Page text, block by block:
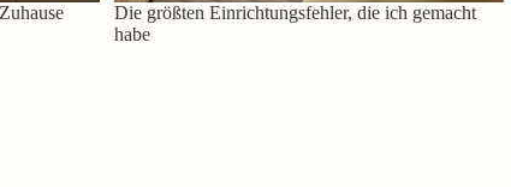
Die größten Einrichtungsfehler, die ich gemacht
habe